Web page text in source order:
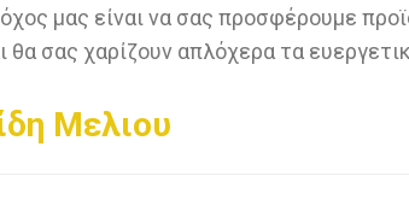
μας είναι να σας προσφέρουμε
θα σας χαρίζουν απλόχερα τα
Μελιου